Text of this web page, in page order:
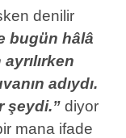
denilir
bugün hâlâ
adıydı.
şeydi.” diyor
mana ifade